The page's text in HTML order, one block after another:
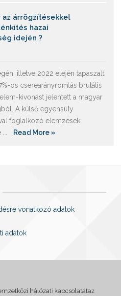
az árrögzítésekkel
hazai
idején ?
illetve 2022 elején tapaszalt
os cserearányromlás brutális
kivonást jelentett a magyar
A külső egyensúly
foglalkozó elemzések
...
Read More »
vonatkozó adatok
adatok
hálózati kapcsolatátaz